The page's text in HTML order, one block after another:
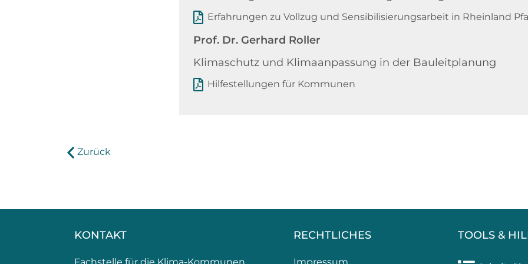
Erfahrungen zu Vollzug und Sensibilisierungsarbeit in Rheinland
Prof. Dr. Gerhard Roller
Klimaschutz und Klimaanpassung in der Bauleitplanung
Hilfestellungen für Kommunen
Zurück
KONTAKT RECHTLICHES TOOLS &